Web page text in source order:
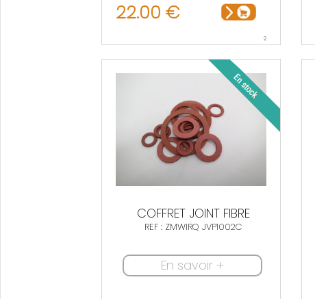
22.00 €
2
COFFRET JOINT FIBRE
REF : ZMWIRQ JVP1002C
En savoir +